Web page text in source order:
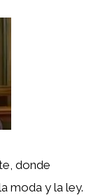
donde
moda y la ley.